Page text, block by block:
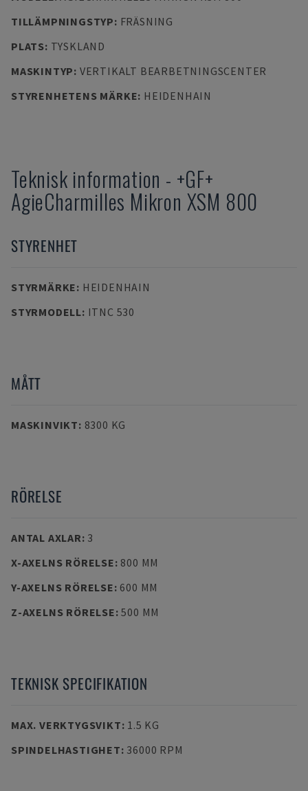
TILLÄMPNINGSTYP: FRÄSNING
PLATS: TYSKLAND
MASKINTYP: VERTIKALT BEARBETNINGSCENTER
STYRENHETENS MÄRKE: HEIDENHAIN
Teknisk information - +GF+
AgieCharmilles Mikron XSM 800
STYRENHET
STYRMÄRKE: HEIDENHAIN
STYRMODELL: ITNC 530
MÅTT
MASKINVIKT: 8300 KG
RÖRELSE
ANTAL AXLAR: 3
X-AXELNS RÖRELSE: 800 MM
Y-AXELNS RÖRELSE: 600 MM
Z-AXELNS RÖRELSE:500 MM
TEKNISK SPECIFIKATION
MAX. VERKTYGSVIKT: 1.5 KG
SPINDELHASTIGHET: 36000 RPM